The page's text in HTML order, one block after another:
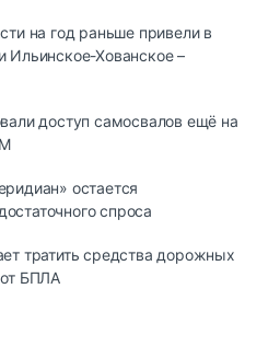
на год раньше привели в
Ильинское-Хованское –
доступ самосвалов ещё на
остается
спроса
тратить средства дорожных
БПЛА